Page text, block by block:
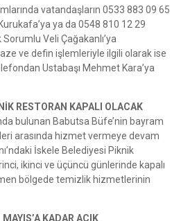
vatandaşların 0533 883 09 65
ya da 0548 810 12 29
Veli Çağakanlı’ya
ve defin işlemleriyle ilgili olarak ise
Ustabaşı Mehmet Kara’ya
RESTORAN KAPALI OLACAK
bulunan Babutsa Büfe’nin bayram
arasında hizmet vermeye devam
İskele Belediyesi Piknik
ikinci ve üçüncü günlerinde kapalı
bölgede temizlik hizmetlerinin
KADAR AÇIK